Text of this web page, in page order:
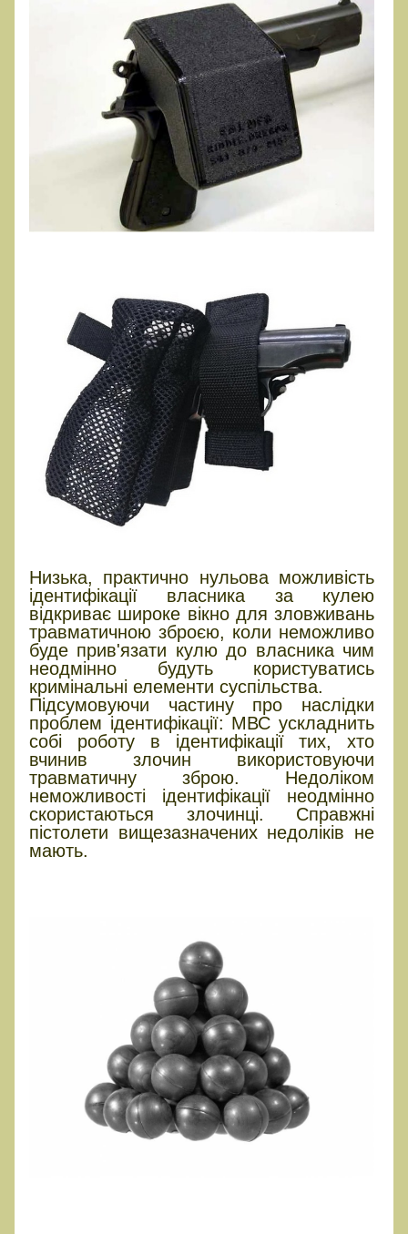
Низька, практично нульова можливість
ідентифікації власника за кулею
відкриває широке вікно для зловживань
травматичною зброєю, коли неможливо
буде прив'язати кулю до власника чим
неодмінно будуть користуватись
кримінальні елементи суспільства.
Підсумовуючи частину про наслідки
проблем ідентифікації: МВС ускладнить
собі роботу в ідентифікації тих, хто
вчинив злочин використовуючи
травматичну зброю. Недоліком
неможливості ідентифікації неодмінно
скористаються злочинці. Справжні
пістолети вищезазначених недоліків не
мають.